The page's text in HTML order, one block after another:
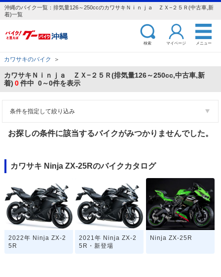
沖縄のバイク一覧：排気量126～250ccのカワサキＮｉｎｊａ ＺＸ−２５Ｒ(中古車,新
着)一覧
検索 マイページ メニュー
カワサキのバイク ＞
カワサキＮｉｎｊａ ＺＸ−２５Ｒ(排気量126～250cc,中古車,新
着) 0件中 0～0件を表示
条件を指定して絞り込み
お探しの条件に該当するバイクがみつかりませんでした。
カワサキ Ninja ZX-25Rのバイクカタログ
2022年 Ninja ZX-2
5R
2021年 Ninja ZX-2
5R・新登場
Ninja ZX-25R